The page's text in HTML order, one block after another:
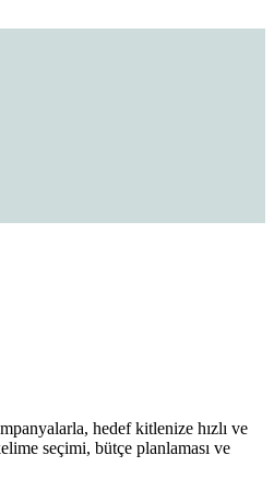
hedef kitlenize hızlı ve
seçimi, bütçe planlaması ve